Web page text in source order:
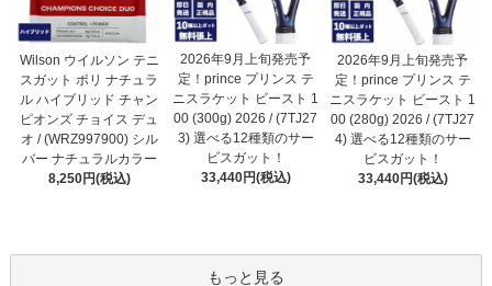
Wilson ウイルソン テニ
スガット ポリ ナチュラ
ル ハイブリッド チャン
ピオンズ チョイス デュ
オ / (WRZ997900) シル
バー ナチュラルカラー
8,250円(税込)
2026年9月上旬発売予
定！prince プリンス テ
ニスラケット ビースト 1
00 (300g) 2026 / (7TJ27
3) 選べる12種類のサー
ビスガット！
33,440円(税込)
2026年9月上旬発売予
定！prince プリンス テ
ニスラケット ビースト 1
00 (280g) 2026 / (7TJ27
4) 選べる12種類のサー
ビスガット！
33,440円(税込)
もっと見る